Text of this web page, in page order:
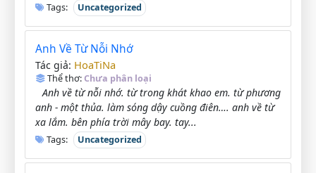
Tags: Uncategorized
Anh Về Từ Nỗi Nhớ
Tác giả: HoaTiNa
Thể thơ:Chưa phân loại
Anh về từ nỗi nhớ. từ trong khát khao em. từ phương
anh - một thủa. làm sóng dậy cuồng điên…. anh về từ
xa lắm. bên phía trời mây bay. tay...
Tags: Uncategorized